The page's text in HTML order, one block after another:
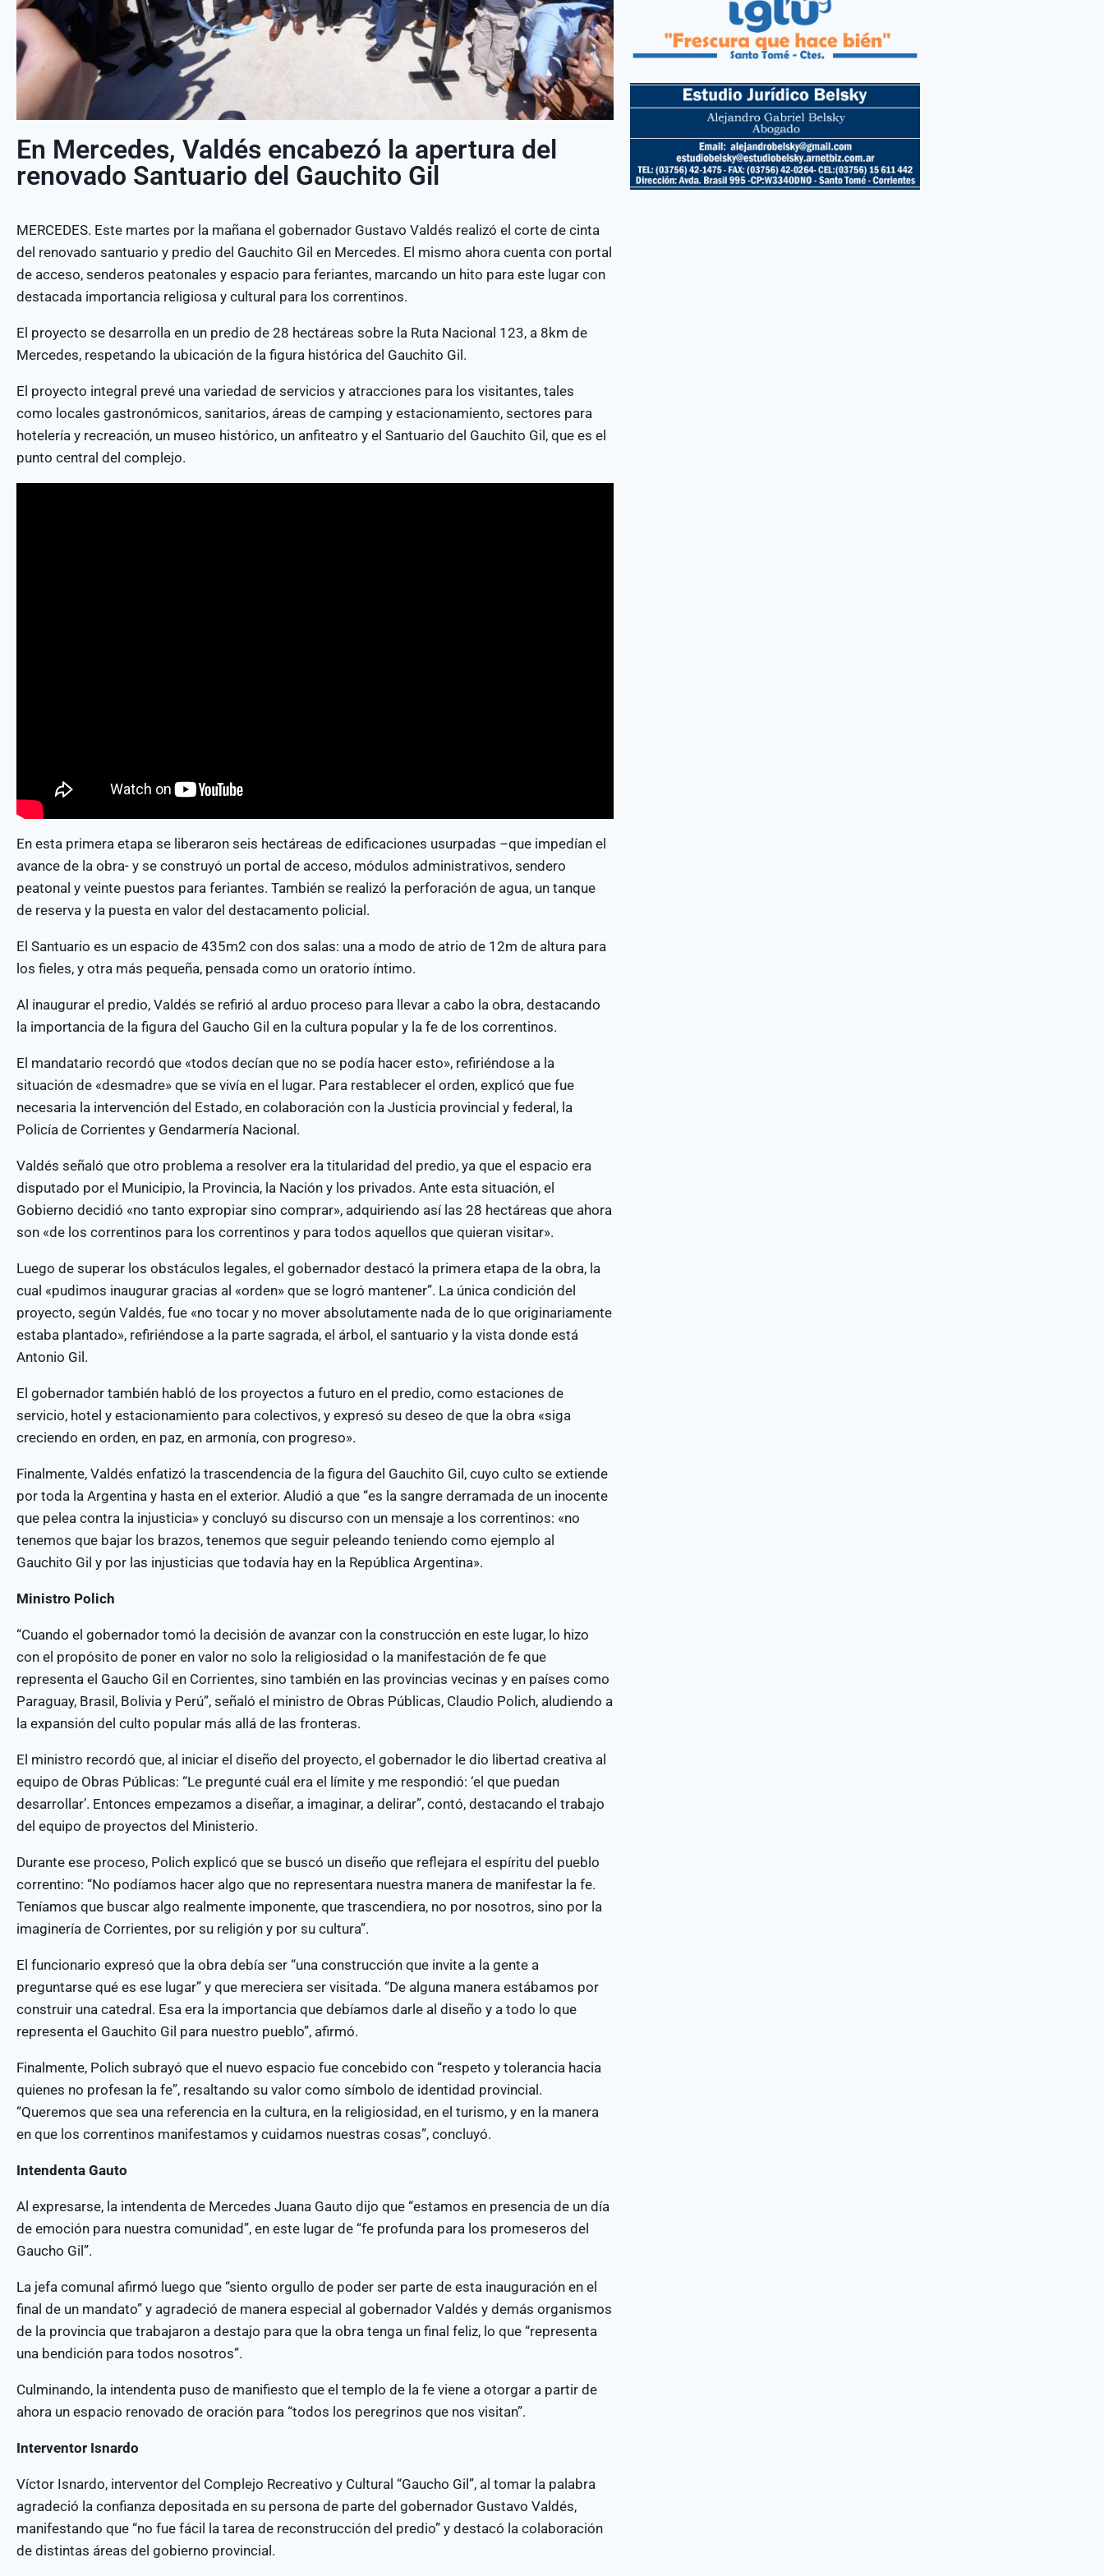
En Mercedes, Valdés encabezó la apertura del
renovado Santuario del Gauchito Gil
MERCEDES. Este martes por la mañana el gobernador Gustavo Valdés realizó el corte de cinta
del renovado santuario y predio del Gauchito Gil en Mercedes. El mismo ahora cuenta con portal
de acceso, senderos peatonales y espacio para feriantes, marcando un hito para este lugar con
destacada importancia religiosa y cultural para los correntinos.
El proyecto se desarrolla en un predio de 28 hectáreas sobre la Ruta Nacional 123, a 8km de
Mercedes, respetando la ubicación de la figura histórica del Gauchito Gil.
El proyecto integral prevé una variedad de servicios y atracciones para los visitantes, tales
como locales gastronómicos, sanitarios, áreas de camping y estacionamiento, sectores para
hotelería y recreación, un museo histórico, un anfiteatro y el Santuario del Gauchito Gil, que es el
punto central del complejo.
En esta primera etapa se liberaron seis hectáreas de edificaciones usurpadas –que impedían el
avance de la obra- y se construyó un portal de acceso, módulos administrativos, sendero
peatonal y veinte puestos para feriantes. También se realizó la perforación de agua, un tanque
de reserva y la puesta en valor del destacamento policial.
El Santuario es un espacio de 435m2 con dos salas: una a modo de atrio de 12m de altura para
los fieles, y otra más pequeña, pensada como un oratorio íntimo.
Al inaugurar el predio, Valdés se refirió al arduo proceso para llevar a cabo la obra, destacando
la importancia de la figura del Gaucho Gil en la cultura popular y la fe de los correntinos.
El mandatario recordó que «todos decían que no se podía hacer esto», refiriéndose a la
situación de «desmadre» que se vivía en el lugar. Para restablecer el orden, explicó que fue
necesaria la intervención del Estado, en colaboración con la Justicia provincial y federal, la
Policía de Corrientes y Gendarmería Nacional.
Valdés señaló que otro problema a resolver era la titularidad del predio, ya que el espacio era
disputado por el Municipio, la Provincia, la Nación y los privados. Ante esta situación, el
Gobierno decidió «no tanto expropiar sino comprar», adquiriendo así las 28 hectáreas que ahora
son «de los correntinos para los correntinos y para todos aquellos que quieran visitar».
Luego de superar los obstáculos legales, el gobernador destacó la primera etapa de la obra, la
cual «pudimos inaugurar gracias al «orden» que se logró mantener”. La única condición del
proyecto, según Valdés, fue «no tocar y no mover absolutamente nada de lo que originariamente
estaba plantado», refiriéndose a la parte sagrada, el árbol, el santuario y la vista donde está
Antonio Gil.
El gobernador también habló de los proyectos a futuro en el predio, como estaciones de
servicio, hotel y estacionamiento para colectivos, y expresó su deseo de que la obra «siga
creciendo en orden, en paz, en armonía, con progreso».
Finalmente, Valdés enfatizó la trascendencia de la figura del Gauchito Gil, cuyo culto se extiende
por toda la Argentina y hasta en el exterior. Aludió a que “es la sangre derramada de un inocente
que pelea contra la injusticia» y concluyó su discurso con un mensaje a los correntinos: «no
tenemos que bajar los brazos, tenemos que seguir peleando teniendo como ejemplo al
Gauchito Gil y por las injusticias que todavía hay en la República Argentina».
Ministro Polich
“Cuando el gobernador tomó la decisión de avanzar con la construcción en este lugar, lo hizo
con el propósito de poner en valor no solo la religiosidad o la manifestación de fe que
representa el Gaucho Gil en Corrientes, sino también en las provincias vecinas y en países como
Paraguay, Brasil, Bolivia y Perú”, señaló el ministro de Obras Públicas, Claudio Polich, aludiendo a
la expansión del culto popular más allá de las fronteras.
El ministro recordó que, al iniciar el diseño del proyecto, el gobernador le dio libertad creativa al
equipo de Obras Públicas: “Le pregunté cuál era el límite y me respondió: ‘el que puedan
desarrollar’. Entonces empezamos a diseñar, a imaginar, a delirar”, contó, destacando el trabajo
del equipo de proyectos del Ministerio.
Durante ese proceso, Polich explicó que se buscó un diseño que reflejara el espíritu del pueblo
correntino: “No podíamos hacer algo que no representara nuestra manera de manifestar la fe.
Teníamos que buscar algo realmente imponente, que trascendiera, no por nosotros, sino por la
imaginería de Corrientes, por su religión y por su cultura”.
El funcionario expresó que la obra debía ser “una construcción que invite a la gente a
preguntarse qué es ese lugar” y que mereciera ser visitada. “De alguna manera estábamos por
construir una catedral. Esa era la importancia que debíamos darle al diseño y a todo lo que
representa el Gauchito Gil para nuestro pueblo”, afirmó.
Finalmente, Polich subrayó que el nuevo espacio fue concebido con “respeto y tolerancia hacia
quienes no profesan la fe”, resaltando su valor como símbolo de identidad provincial.
“Queremos que sea una referencia en la cultura, en la religiosidad, en el turismo, y en la manera
en que los correntinos manifestamos y cuidamos nuestras cosas”, concluyó.
Intendenta Gauto
Al expresarse, la intendenta de Mercedes Juana Gauto dijo que “estamos en presencia de un día
de emoción para nuestra comunidad”, en este lugar de “fe profunda para los promeseros del
Gaucho Gil”.
La jefa comunal afirmó luego que “siento orgullo de poder ser parte de esta inauguración en el
final de un mandato” y agradeció de manera especial al gobernador Valdés y demás organismos
de la provincia que trabajaron a destajo para que la obra tenga un final feliz, lo que “representa
una bendición para todos nosotros”.
Culminando, la intendenta puso de manifiesto que el templo de la fe viene a otorgar a partir de
ahora un espacio renovado de oración para “todos los peregrinos que nos visitan”.
Interventor Isnardo
Víctor Isnardo, interventor del Complejo Recreativo y Cultural “Gaucho Gil”, al tomar la palabra
agradeció la confianza depositada en su persona de parte del gobernador Gustavo Valdés,
manifestando que “no fue fácil la tarea de reconstrucción del predio” y destacó la colaboración
de distintas áreas del gobierno provincial.